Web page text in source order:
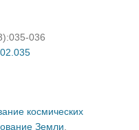
036
космических
Земли